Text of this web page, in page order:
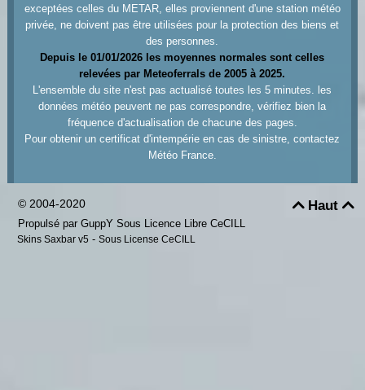
exceptées celles du METAR, elles proviennent d'une station météo
privée, ne doivent pas être utilisées pour la protection des biens et
des personnes.
Depuis le 01/01/2026 les moyennes normales sont celles
relevées par Meteoferrals de 2005 à 2025.
L'ensemble du site n'est pas actualisé toutes les 5 minutes. les
données météo peuvent ne pas correspondre, vérifiez bien la
fréquence d'actualisation de chacune des pages.
Pour obtenir un certificat d'intempérie en cas de sinistre, contactez
Météo France.
Haut
© 2004-2020
Propulsé par GuppY Sous Licence Libre CeCILL
Skins Saxbar v5 - Sous License CeCILL